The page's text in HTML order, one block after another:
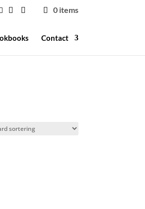
0 items
Contact